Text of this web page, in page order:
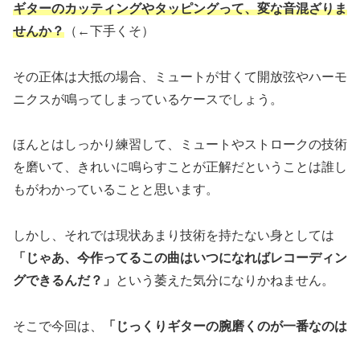
ギターのカッティングやタッピングって、変な音混ざりま
せんか？ （←下手くそ）
その正体は大抵の場合、ミュートが甘くて開放弦やハーモ
ニクスが鳴ってしまっているケースでしょう。
ほんとはしっかり練習して、ミュートやストロークの技術
を磨いて、きれいに鳴らすことが正解だということは誰し
もがわかっていることと思います。
しかし、それでは現状あまり技術を持たない身としては
「じゃあ、今作ってるこの曲はいつになればレコーディン
グできるんだ？」
という萎えた気分になりかねません。
そこで今回は、
「じっくりギターの腕磨くのが一番なのは